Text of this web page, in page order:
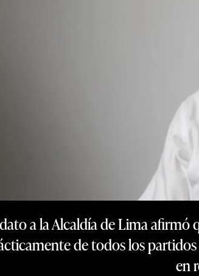
a la Alcaldía de Lima afirmó
de todos los
en